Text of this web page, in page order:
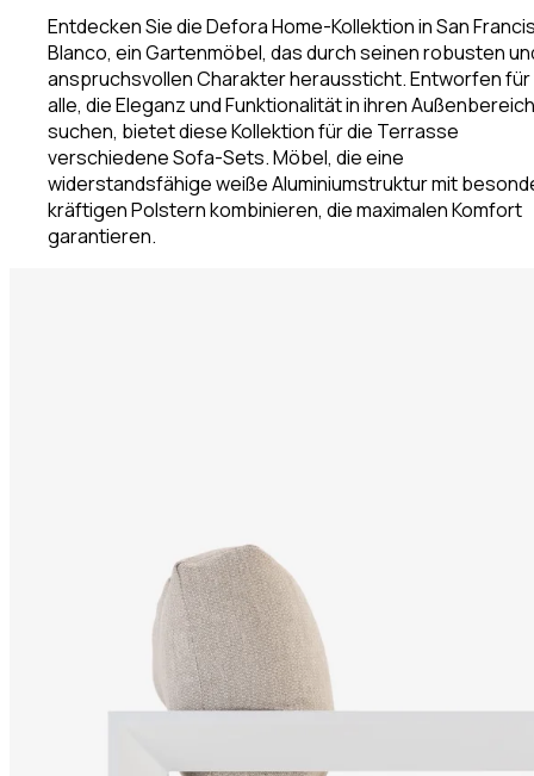
Entdecken Sie die Defora Home-Kollektion in San
Blanco, ein Gartenmöbel, das durch seinen robusten
anspruchsvollen Charakter heraussticht. Entworfen für
alle, die Eleganz und Funktionalität in ihren
suchen, bietet diese Kollektion für die Terrasse
verschiedene Sofa-Sets. Möbel, die eine
widerstandsfähige weiße Aluminiumstruktur mit
kräftigen Polstern kombinieren, die maximalen Komfort
garantieren.